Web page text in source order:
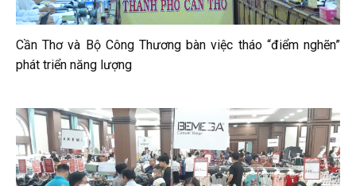
Cần Thơ và Bộ Công Thương bàn việc tháo “điểm nghẽn”
phát triển năng lượng